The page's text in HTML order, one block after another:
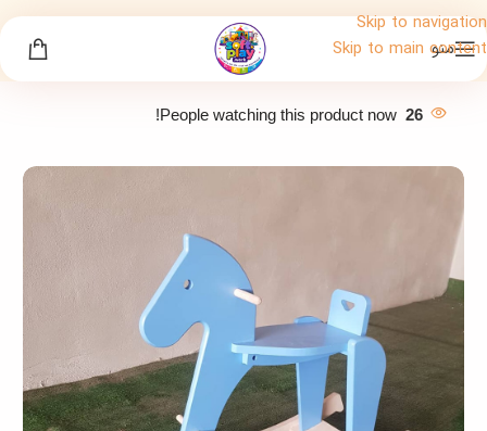
Skip to navigation
Skip to main content
منو
26
People watching this product now!